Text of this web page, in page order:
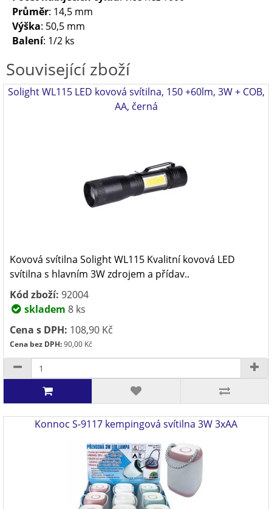
Průměr: 14,5 mm
Výška: 50,5 mm
Balení: 1/2 ks
Související zboží
Solight WL115 LED kovová svítilna, 150 +60lm, 3W + COB,
AA, černá
Kovová svítilna Solight WL115 Kvalitní kovová LED
svítilna s hlavním 3W zdrojem a přídav..
Kód zboží: 92004
skladem 8 ks
Cena s DPH: 108,90 Kč
Cena bez DPH:90,00 Kč
Konnoc S-9117 kempingová svítilna 3W 3xAA